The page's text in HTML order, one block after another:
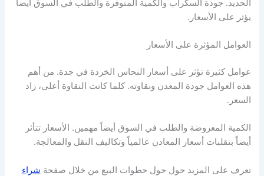
الحديد. جودة السكراب والكمية المتوفرة والطلب في السوق أيضاً
يؤثر على الأسعار.
العوامل المؤثرة على الأسعار
عوامل كثيرة تؤثر على أسعار النحاس الخردة في جدة. من أهم
هذه العوامل جودة المعدن ونقاوته. كلما كانت النقاوة أعلى، زاد
السعر.
الكمية المعروضة والطلب في السوق أيضاً مهمين. الأسعار تتأثر
أيضاً بتقلبات أسعار المعادن عالمياً وتكاليف النقل والمعالجة.
تعرف على المزيد حول حول حطوات البيع من خلال صفحة شراء